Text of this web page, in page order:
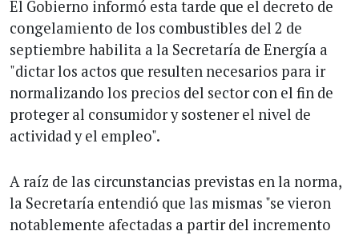
El Gobierno informó esta tarde que el decreto de
congelamiento de los combustibles del 2 de
septiembre habilita a la Secretaría de Energía a
"dictar los actos que resulten necesarios para ir
normalizando los precios del sector con el fin de
proteger al consumidor y sostener el nivel de
actividad y el empleo".
A raíz de las circunstancias previstas en la norma,
la Secretaría entendió que las mismas "se vieron
notablemente afectadas a partir del incremento